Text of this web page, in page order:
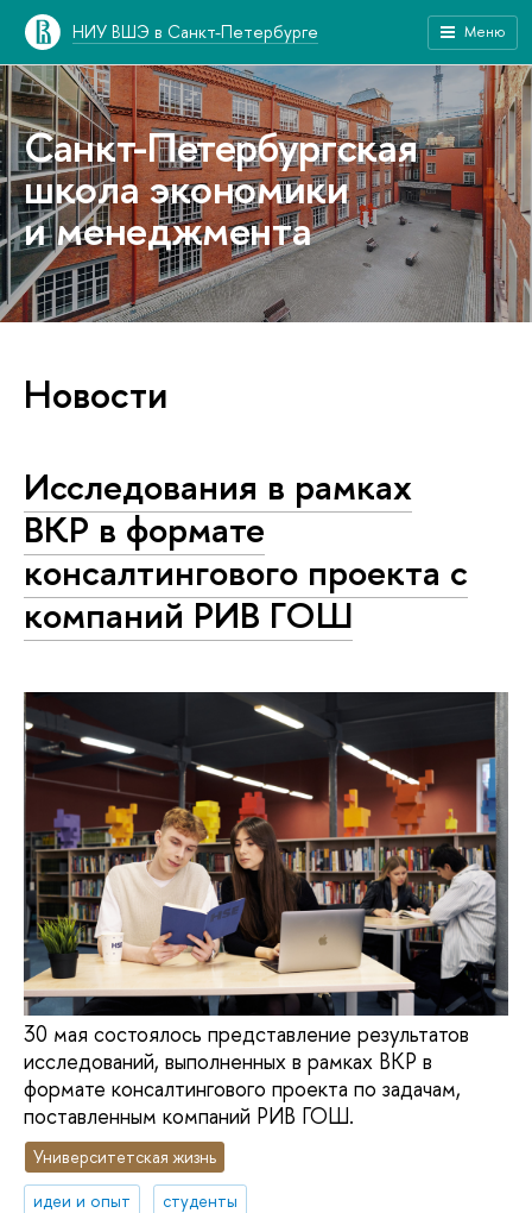
НИУ ВШЭ в Санкт-Петербурге Меню
Санкт-Петербургская
школа экономики
и менеджмента
Новости
Исследования в рамках
ВКР в формате
консалтингового проекта с
компаний РИВ ГОШ
30 мая состоялось представление результатов
исследований, выполненных в рамках ВКР в
формате консалтингового проекта по задачам,
поставленным компаний РИВ ГОШ.
Университетская жизнь
идеи и опыт
студенты